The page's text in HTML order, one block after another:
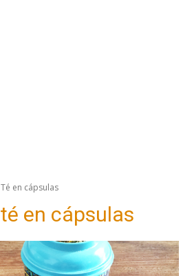
Té en cápsulas
té en cápsulas